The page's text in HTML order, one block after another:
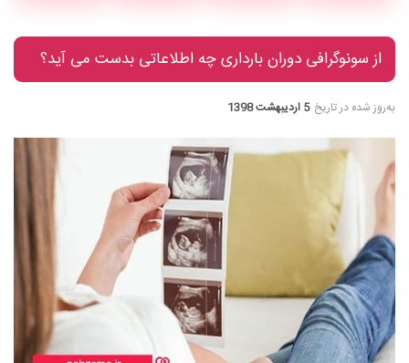
از سونوگرافی دوران بارداری چه اطلاعاتی بدست می آید؟
به‌روز شده در تاریخ 5 اردیبهشت 1398